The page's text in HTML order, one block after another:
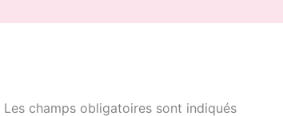
Les champs obligatoires sont indiqués